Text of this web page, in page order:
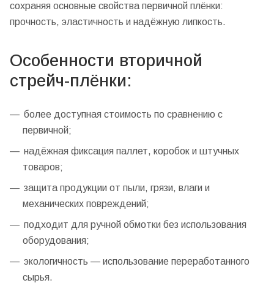
сохраняя основные свойства первичной плёнки:
прочность, эластичность и надёжную липкость.
Особенности вторичной
стрейч-плёнки:
более доступная стоимость по сравнению с
первичной;
надёжная фиксация паллет, коробок и штучных
товаров;
защита продукции от пыли, грязи, влаги и
механических повреждений;
подходит для ручной обмотки без использования
оборудования;
экологичность — использование переработанного
сырья.